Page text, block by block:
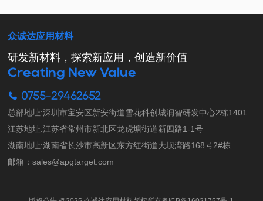
众诚达应用材料
研发新材料，探索新应用，创造新价值
Creating New Value
0755-29462652
总部地址:深圳市宝安区新安街道雪花科创城润智研发中心2栋1401
江苏地址:江苏省常州市新北区龙虎塘街道新四路1-1号
湖南地址:湖南省长沙市高新区东方红街道大坝湾路168号2#栋
邮箱：sales@apgtarget.com